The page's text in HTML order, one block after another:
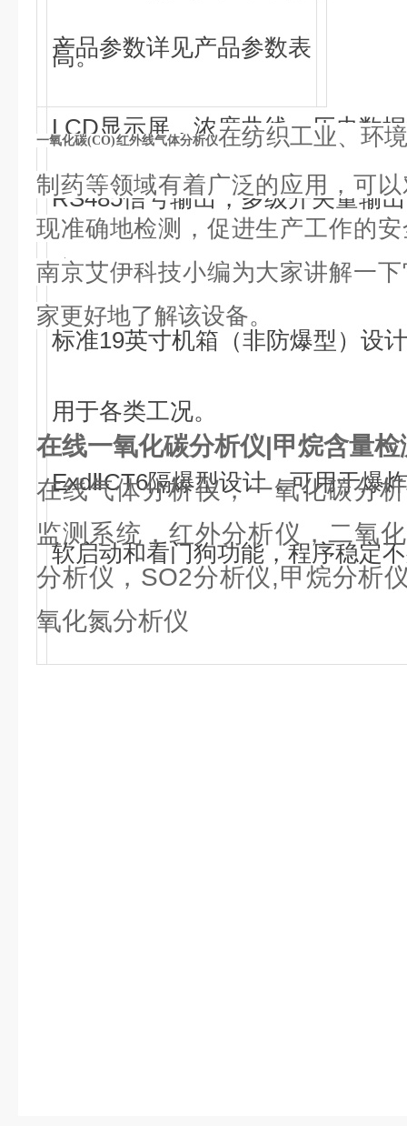
高。
LCD显示屏，浓度曲线、历史数
RS485信号输出，多级开关量输
统。
标准19英寸机箱（非防爆型）设
用于各类工况。
ExdⅡCT6隔爆型设计，可用于爆
软启动和看门狗功能，程序稳定
产品参数详见产品参数表
一氧化碳(CO)红外线气体分析仪在纺织工业、环
制药等领域有着广泛的应用，可
现准确地检测，促进生产工作的
南京艾伊科技小编为大家讲解一
家更好地了解该设备。
在线一氧化碳分析仪|甲烷含量检
在线气体分析仪，一氧化碳分
监测系统，红外分析仪，二氧
分析仪，SO2分析仪,甲烷分析
氧化氮分析仪